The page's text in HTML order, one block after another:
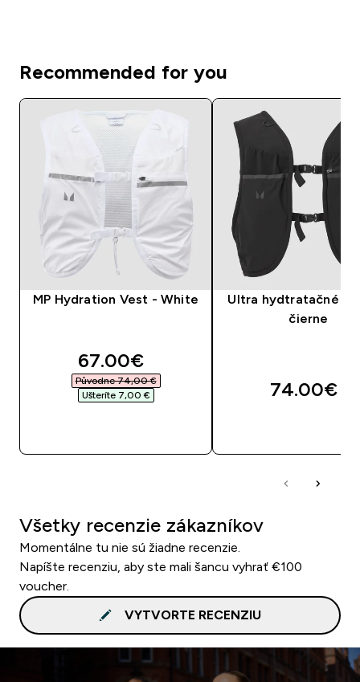
Recommended for you
MP Hydration Vest - White
discounted price
67.00€‎
Původne 74,00 €‎
Ušteríte 7,00 €‎
Ultra hydtratačné
čierne
74.00€‎
Všetky recenzie zákazníkov
Momentálne tu nie sú žiadne recenzie.
Napíšte recenziu, aby ste mali šancu vyhrať €100
voucher.
VYTVORTE RECENZIU